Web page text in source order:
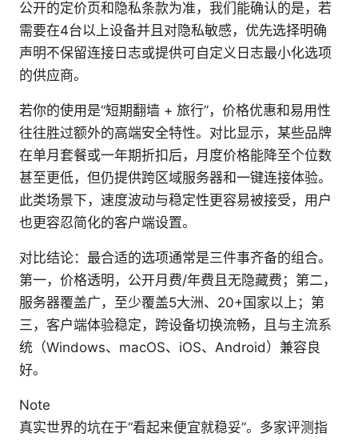
公开的定价页和隐私条款为准，我们能确认的是，若
需要在4台以上设备并且对隐私敏感，优先选择明确
声明不保留连接日志或提供可自定义日志最小化选项
的供应商。
若你的使用是“短期翻墙 + 旅行”，价格优惠和易用性
往往胜过额外的高端安全特性。对比显示，某些品牌
在单月套餐或一年期折扣后，月度价格能降至个位数
甚至更低，但仍提供跨区域服务器和一键连接体验。
此类场景下，速度波动与稳定性更容易被接受，用户
也更容忍简化的客户端设置。
对比结论：最合适的选项通常是三件事齐备的组合。
第一，价格透明，公开月费/年费且无隐藏费；第二，
服务器覆盖广，至少覆盖5大洲、20+国家以上；第
三，客户端体验稳定，跨设备切换流畅，且与主流系
统（Windows、macOS、iOS、Android）兼容良
好。
Note
真实世界的坑在于“看起来便宜就稳妥”。多家评测指